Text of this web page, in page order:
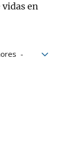
vidas en